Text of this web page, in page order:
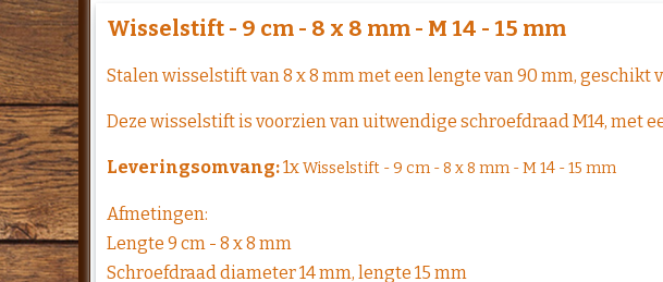
Wisselstift - 9 cm - 8 x 8 mm - M 14 - 15 mm
Stalen wisselstift van 8 x 8 mm met een lengte van 90 mm,
Deze wisselstift is voorzien van uitwendige schroefdraad M14, met
Leveringsomvang:1xWisselstift - 9 cm - 8 x 8 mm - M 14 - 15 mm
Afmetingen:
Lengte 9 cm - 8 x 8 mm
Schroefdraad diameter 14 mm, lengte 15 mm